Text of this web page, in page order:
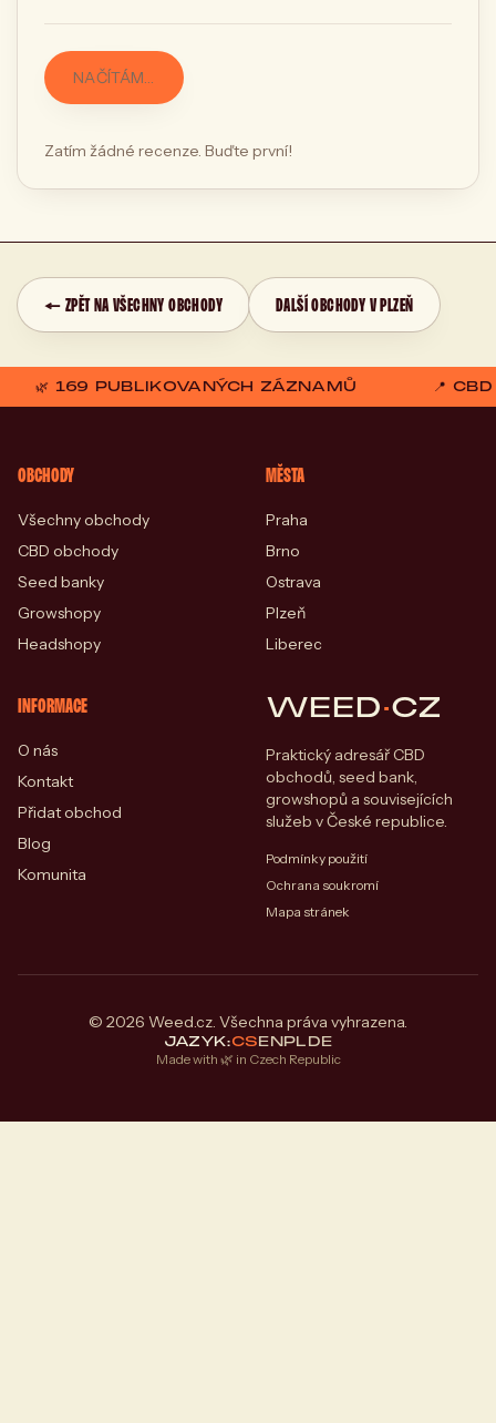
NAČÍTÁM…
Zatím žádné recenze. Buďte první!
← ZPĚT NA VŠECHNY OBCHODY DALŠÍ OBCHODY V PLZEŇ
🌿 169 PUBLIKOVANÝCH ZÁZNAMŮ 📍
OBCHODY
Všechny obchody
CBD obchody
Seed banky
Growshopy
Headshopy
MĚSTA
Praha
Brno
Ostrava
Plzeň
Liberec
INFORMACE
O nás
Kontakt
Přidat obchod
Blog
Komunita
WEED·CZ
Praktický adresář CBD
obchodů, seed bank,
growshopů a souvisejících
služeb v České republice.
Podmínky použití
Ochrana soukromí
Mapa stránek
© 2026 Weed.cz. Všechna práva vyhrazena.
JAZYK:CSENPLDE
Made with 🌿 in Czech Republic